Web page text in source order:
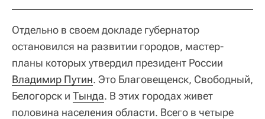
Отдельно в своем докладе губернатор
остановился на развитии городов, мастер-
планы которых утвердил президент России
Владимир Путин. Это Благовещенск, Свободный,
Белогорск и Тында. В этих городах живет
половина населения области. Всего в четыре